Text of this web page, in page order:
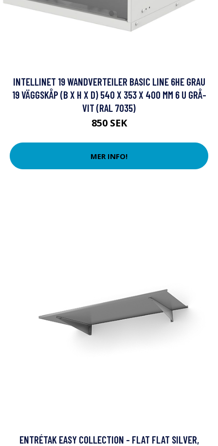
INTELLINET 19 WANDVERTEILER BASIC LINE 6HE GRAU
19 VÄGGSKÅP (B X H X D) 540 X 353 X 400 MM 6 U GRÅ-
VIT (RAL 7035)
850 SEK
MER INFO!
ENTRÉTAK EASY COLLECTION - FLAT FLAT SILVER,